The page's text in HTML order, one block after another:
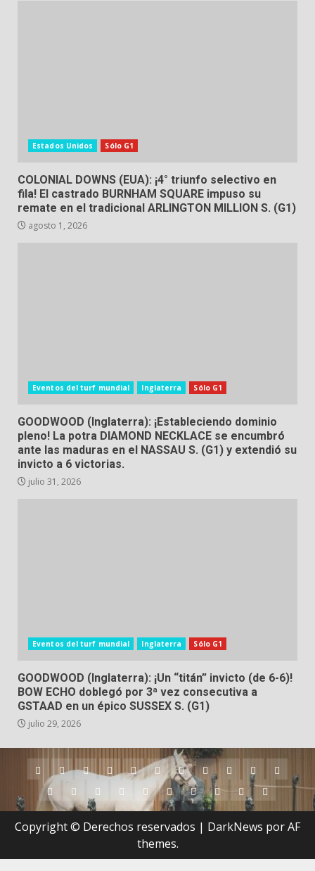
Estados Unidos Sólo G1
COLONIAL DOWNS (EUA): ¡4° triunfo selectivo en
fila! El castrado BURNHAM SQUARE impuso su
remate en el tradicional ARLINGTON MILLION S. (G1)
agosto 1, 2026
Eventos del turf mundial Inglaterra Sólo G1
GOODWOOD (Inglaterra): ¡Estableciendo dominio
pleno! La potra DIAMOND NECKLACE se encumbró
ante las maduras en el NASSAU S. (G1) y extendió su
invicto a 6 victorias.
julio 31, 2026
Eventos del turf mundial Inglaterra Sólo G1
GOODWOOD (Inglaterra): ¡Un “titán” invicto (de 6-6)!
BOW ECHO doblegó por 3ª vez consecutiva a
GSTAAD en un épico SUSSEX S. (G1)
julio 29, 2026
Argentina
AustraliaBrasilChileDubaiEstados
Unidos
Hong
Kong
Inglaterra
IrlandaJapónNueva
Zelanda
PanamáPerú
Puerto
Rico
QatarSingapurSuráfrica
UruguayVenezuelaHipódromos
(Dubai)
Copyright © Derechos reservados | DarkNews por AF
themes.